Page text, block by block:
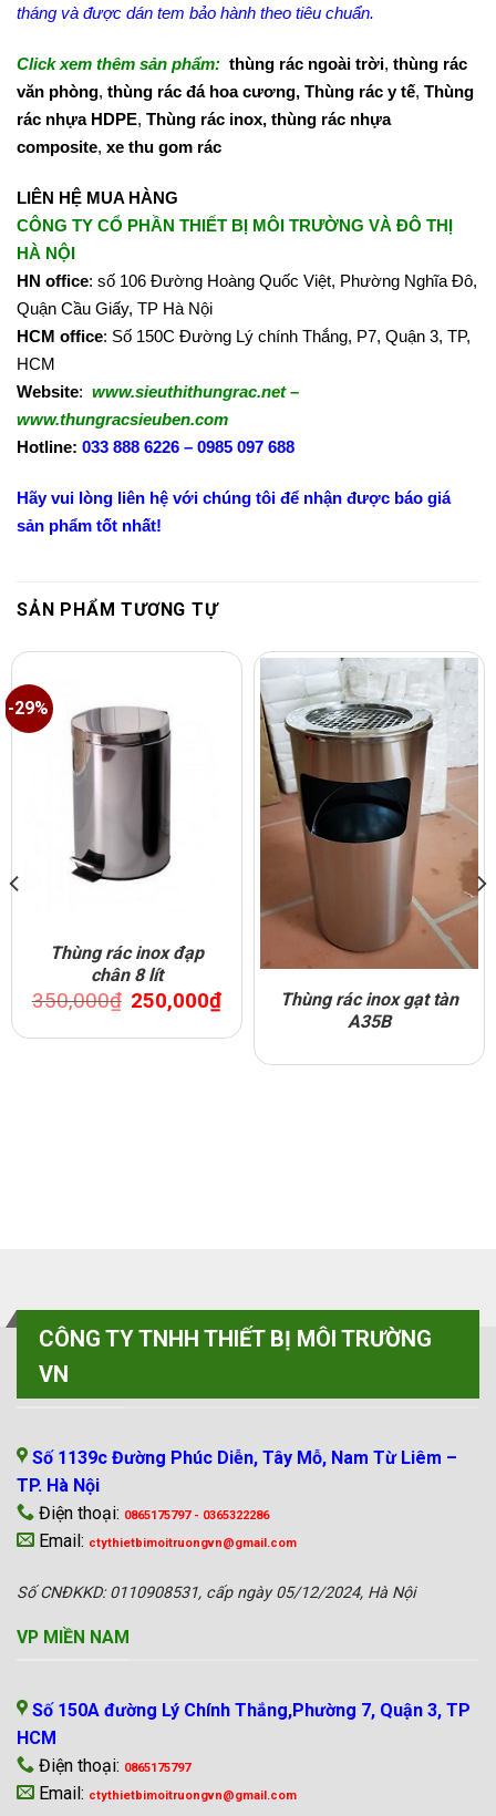
tháng và được dán tem bảo hành theo tiêu chuẩn.
Click xem thêm sản phẩm: thùng rác ngoài trời, thùng rác
văn phòng, thùng rác đá hoa cương, Thùng rác y tế, Thùng
rác nhựa HDPE, Thùng rác inox, thùng rác nhựa
composite, xe thu gom rác
LIÊN HỆ MUA HÀNG
CÔNG TY CỔ PHẦN THIẾT BỊ MÔI TRƯỜNG VÀ ĐÔ THỊ
HÀ NỘI
HN office: số 106 Đường Hoàng Quốc Việt, Phường Nghĩa Đô,
Quận Cầu Giấy, TP Hà Nội
HCM office: Số 150C Đường Lý chính Thắng, P7, Quận 3, TP,
HCM
Website: www.sieuthithungrac.net –
www.thungracsieuben.com
Hotline: 033 888 6226 – 0985 097 688
Hãy vui lòng liên hệ với chúng tôi để nhận được báo giá
sản phẩm tốt nhất!
SẢN PHẨM TƯƠNG TỰ
-29%
Thùng rác inox đạp
chân 8 lít
350,000₫ Original
price
350,000₫.
250,000₫Current
250,000₫.
Thùng rác inox gạt tàn
A35B
CÔNG TY TNHH THIẾT BỊ MÔI TRƯỜNG
VN
VP MIỀN BẮC
Số 1139c Đường Phúc Diễn, Tây Mỗ, Nam Từ Liêm –
TP. Hà Nội
Điện thoại: 0865175797 - 0365322286
Email: ctythietbimoitruongvn@gmail.com
Số CNĐKKD: 0110908531, cấp ngày 05/12/2024, Hà Nội
VP MIỀN NAM
Số 150A đường Lý Chính Thắng,Phường 7, Quận 3, TP
HCM
Điện thoại: 0865175797
Email: ctythietbimoitruongvn@gmail.com